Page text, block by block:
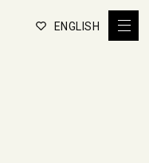
ENGLISH